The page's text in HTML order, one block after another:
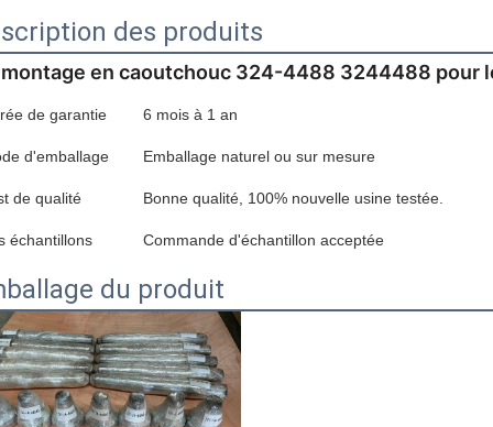
des produits
en caoutchouc 324-4488 3244488 pour
de garantie 6 mois à 1 an
d'emballage Emballage naturel ou sur mesure
de qualité Bonne qualité, 100% nouvelle usine testée.
échantillons Commande d'échantillon acceptée
du produit